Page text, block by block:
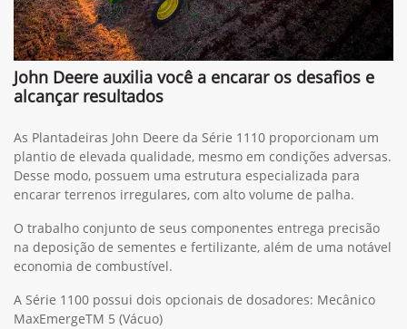
John Deere auxilia você a encarar os desafios e
alcançar resultados
As Plantadeiras John Deere da Série 1110 proporcionam um
plantio de elevada qualidade, mesmo em condições adversas.
Desse modo, possuem uma estrutura especializada para
encarar terrenos irregulares, com alto volume de palha.
O trabalho conjunto de seus componentes entrega precisão
na deposição de sementes e fertilizante, além de uma notável
economia de combustível.
A Série 1100 possui dois opcionais de dosadores: Mecânico
MaxEmergeTM 5 (Vácuo)